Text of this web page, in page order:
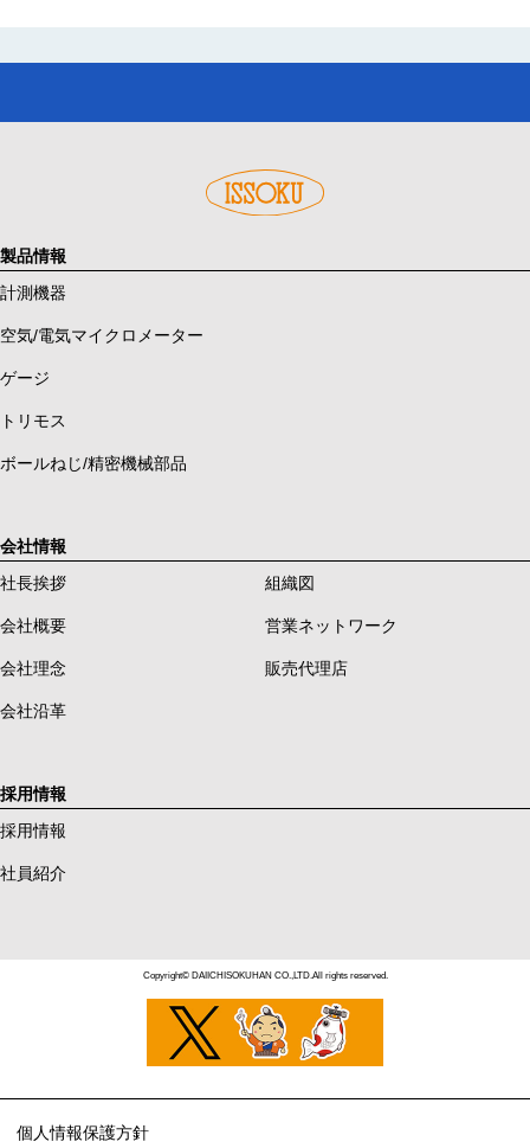
製品情報
計測機器
空気/電気マイクロメーター
ゲージ
トリモス
ボールねじ/精密機械部品
会社情報
社長挨拶
組織図
会社概要 営業ネットワーク
会社理念 販売代理店
会社沿革
採用情報
採用情報
社員紹介
Copyright© DAIICHISOKUHAN CO.,LTD.All rights reserved.
個人情報保護方針